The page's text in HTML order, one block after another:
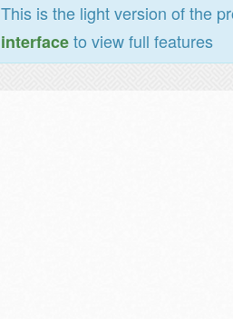
This is the light version of the
interfaceto view full features